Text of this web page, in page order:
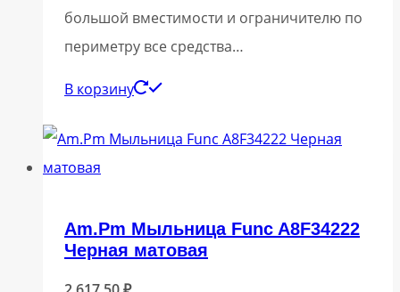
большой вместимости и ограничителю по
периметру все средства…
В корзину
Am.Pm Мыльница Func A8F34222
Черная матовая